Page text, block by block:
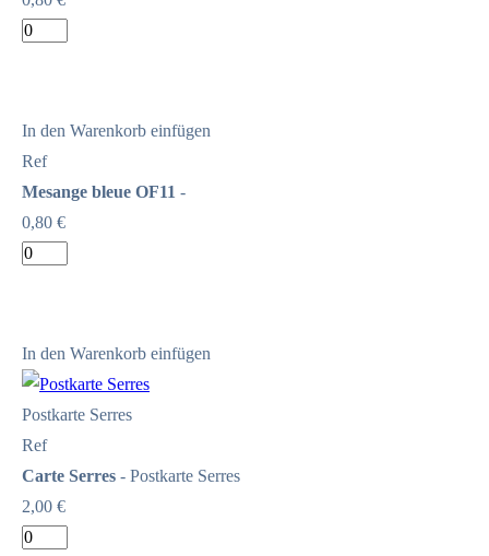
In den Warenkorb einfügen
Ref
Mesange bleue OF11 -
0,80 €
In den Warenkorb einfügen
Postkarte Serres
Ref
Carte Serres - Postkarte Serres
2,00 €